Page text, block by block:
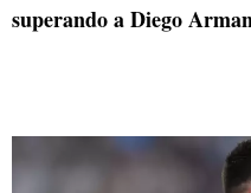
superando a Diego